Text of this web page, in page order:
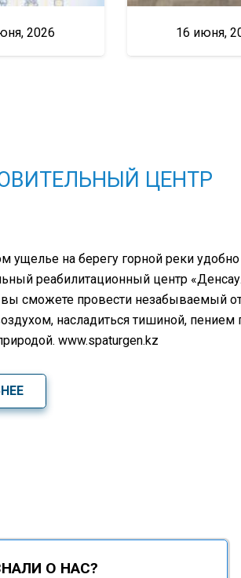
2026 16 июня,
ЦЕНТР
ущелье на берегу горной реки
реабилитационный центр
вы сможете провести незабываемый
насладиться тишиной, пением
www.spaturgen.kz
О НАС?